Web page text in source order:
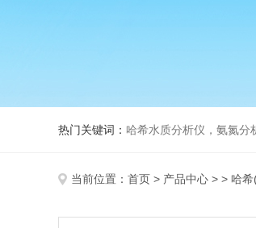
热门关键词： 哈希水质分析仪，氨氮分
当前位置： 首页 > 产品中心 > > 哈